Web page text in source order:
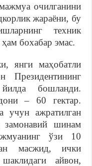
очилганини
жараёни, бу
техник
бохабар эмас.
янги маҳобатли
Президентининг
бошланди.
– 60 гектар.
ажратилган
замонавий шинам
ўзи 10
масжид, ички
айвон,